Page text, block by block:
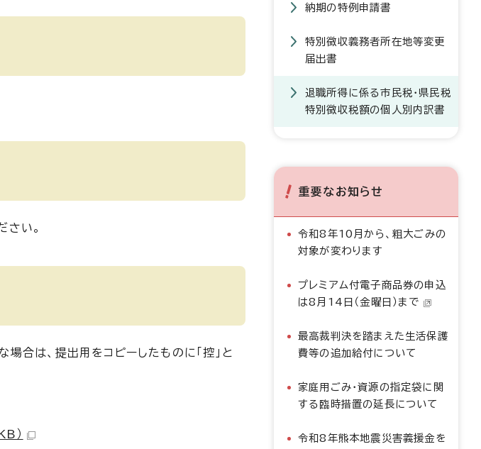
さい。
合は、提出用をコピーしたものに「控」と
）
納期の特例申請書
特別徴収義務者所在地等変更
届出書
退職所得に係る市民税・県民税
特別徴収税額の個人別内訳書
重要なお知らせ
令和8年10月から、粗大ごみの
対象が変わります
プレミアム付電子商品券の申込
は8月14日（金曜日）まで
最高裁判決を踏まえた生活保護
費等の追加給付について
家庭用ごみ・資源の指定袋に関
する臨時措置の延長について
令和8年熊本地震災害義援金を